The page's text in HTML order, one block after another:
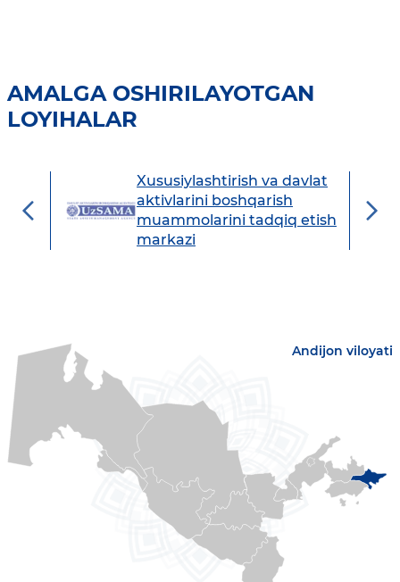
AMALGA OSHIRILAYOTGAN
LOYIHALAR
Xususiylashtirish va davlat
aktivlarini boshqarish
muammolarini tadqiq etish
markazi
Andijon viloyati